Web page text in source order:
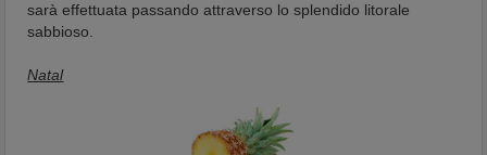
sarà effettuata passando attraverso lo splendido litorale
sabbioso.
Natal